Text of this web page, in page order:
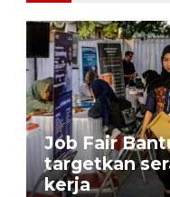
Job Fair
targetkan
kerja